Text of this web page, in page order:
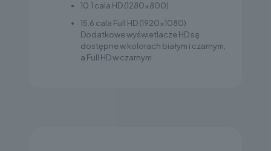
10.1 cala HD (1280×800)
15.6 cala Full HD (1920×1080)
Dodatkowe wyświetlacze HD są
dostępne w kolorach białym i czarnym,
a Full HD w czarnym.